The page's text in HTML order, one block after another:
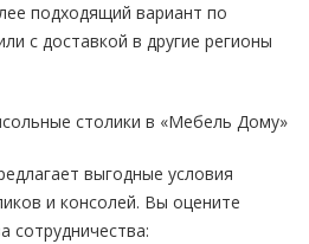
подходящий вариант по
с доставкой в другие регионы
столики в «Мебель Дому»
выгодные условия
и консолей. Вы оцените
сотрудничества: